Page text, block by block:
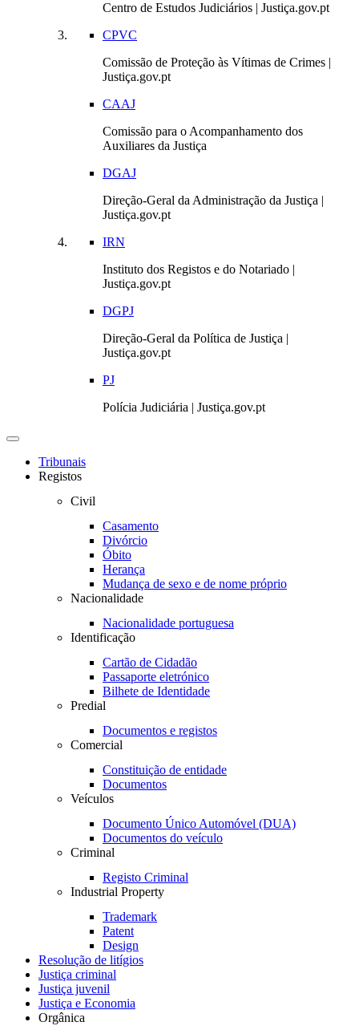
Centro de Estudos Judiciários | Justiça.gov.pt
CPVC
Comissão de Proteção às Vítimas de Crimes |
Justiça.gov.pt
CAAJ
Comissão para o Acompanhamento dos
Auxiliares da Justiça
DGAJ
Direção-Geral da Administração da Justiça |
Justiça.gov.pt
IRN
Instituto dos Registos e do Notariado |
Justiça.gov.pt
DGPJ
Direção-Geral da Política de Justiça |
Justiça.gov.pt
PJ
Polícia Judiciária | Justiça.gov.pt
Toggle
navigationTribunais
Registos
Civil
Casamento
Divórcio
Óbito
Herança
Mudança de sexo e de nome próprio
Nacionalidade
Nacionalidade portuguesa
Identificação
Cartão de Cidadão
Passaporte eletrónico
Bilhete de Identidade
Predial
Documentos e registos
Comercial
Constituição de entidade
Documentos
Veículos
Documento Único Automóvel (DUA)
Documentos do veículo
Criminal
Registo Criminal
Industrial Property
Trademark
Patent
Design
Resolução de litígios
Justiça criminal
Justiça juvenil
Justiça e Economia
Orgânica